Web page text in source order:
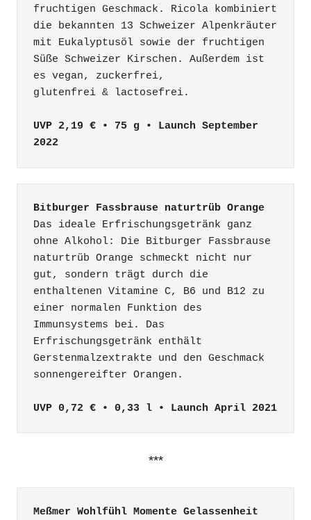
fruchtigen Geschmack. Ricola kombiniert
die bekannten 13 Schweizer Alpenkräuter
mit Eukalyptusöl sowie der fruchtigen
Süße Schweizer Kirschen. Außerdem ist
es vegan, zuckerfrei,
glutenfrei & lactosefrei.
UVP 2,19 € • 75 g • Launch September
2022
Bitburger Fassbrause naturtrüb Orange
Das ideale Erfrischungsgetränk ganz
ohne Alkohol: Die Bitburger Fassbrause
naturtrüb Orange schmeckt nicht nur
gut, sondern trägt durch die
enthaltenen Vitamine C, B6 und B12 zu
einer normalen Funktion des
Immunsystems bei. Das
Erfrischungsgetränk enthält
Gerstenmalzextrakte und den Geschmack
UVP 0,72 € • 0,33 l • Launch April 2021
***
Meßmer Wohlfühl Momente Gelassenheit